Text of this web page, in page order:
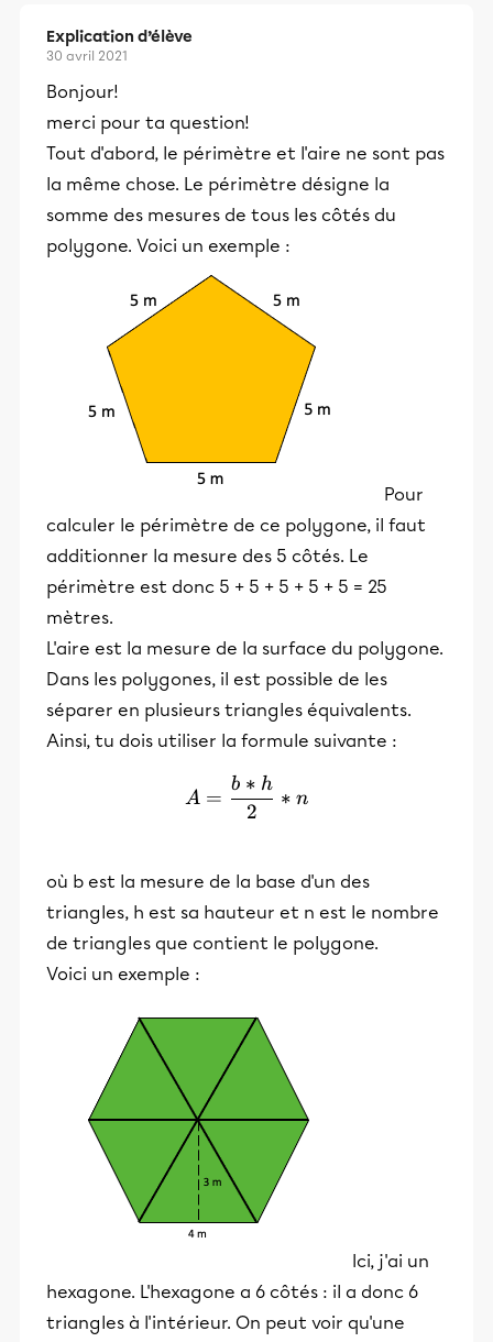
Explication d’élève
30 avril 2021
Bonjour!
merci pour ta question!
Tout d'abord, le périmètre et l'aire ne sont pas
la même chose. Le périmètre désigne la
somme des mesures de tous les côtés du
polygone. Voici un exemple :
Pour
calculer le périmètre de ce polygone, il faut
additionner la mesure des 5 côtés. Le
périmètre est donc 5 + 5 + 5 + 5 + 5 = 25
mètres.
L'aire est la mesure de la surface du polygone.
Dans les polygones, il est possible de les
séparer en plusieurs triangles équivalents.
Ainsi, tu dois utiliser la formule suivante :
A = \frac{b * h}{2} * n
A =
2
b ∗ h
∗ n
où b est la mesure de la base d'un des
triangles, h est sa hauteur et n est le nombre
de triangles que contient le polygone.
Voici un exemple :
Ici, j'ai un
hexagone. L'hexagone a 6 côtés : il a donc 6
triangles à l'intérieur. On peut voir qu'une